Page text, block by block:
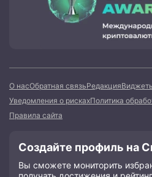
О насОбратная связьРедакция
Уведомления о рискахПолитика
Правила сайта
Создайте профиль на
Вы сможете мониторить